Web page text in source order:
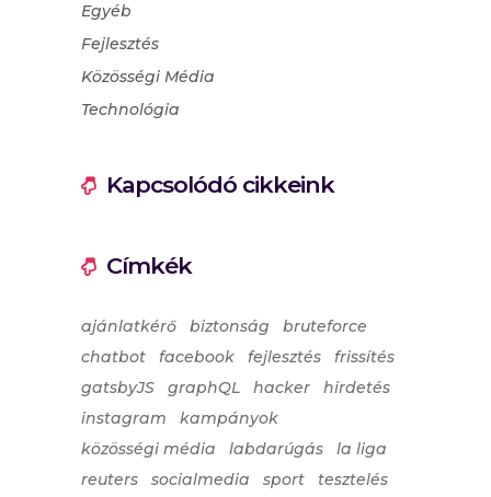
Egyéb
Fejlesztés
Közösségi Média
Technológia
Kapcsolódó cikkeink
Címkék
ajánlatkérő biztonság
bruteforce
chatbot
facebook fejlesztés
frissítés
gatsbyJS
graphQL hacker
hirdetés
instagram
kampányok
közösségi média
labdarúgás
la liga
reuters
socialmedia sport
tesztelés